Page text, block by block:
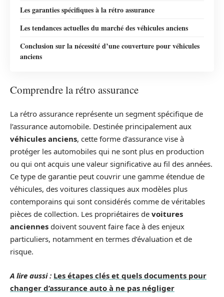
Les garanties spécifiques à la rétro assurance
Les tendances actuelles du marché des véhicules anciens
Conclusion sur la nécessité d’une couverture pour véhicules
anciens
Comprendre la rétro assurance
La rétro assurance représente un segment spécifique de
l’assurance automobile. Destinée principalement aux
véhicules anciens, cette forme d’assurance vise à
protéger les automobiles qui ne sont plus en production
ou qui ont acquis une valeur significative au fil des années.
Ce type de garantie peut couvrir une gamme étendue de
véhicules, des voitures classiques aux modèles plus
contemporains qui sont considérés comme de véritables
pièces de collection. Les propriétaires de voitures
anciennes doivent souvent faire face à des enjeux
particuliers, notamment en termes d’évaluation et de
risque.
A lire aussi : Les étapes clés et quels documents pour
changer d’assurance auto à ne pas négliger